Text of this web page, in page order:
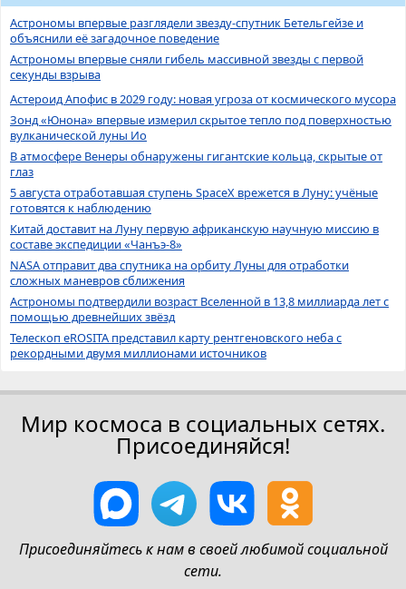
Астрономы впервые разглядели звезду-спутник Бетельгейзе и
объяснили её загадочное поведение
Астрономы впервые сняли гибель массивной звезды с первой
секунды взрыва
Астероид Апофис в 2029 году: новая угроза от космического мусора
Зонд «Юнона» впервые измерил скрытое тепло под поверхностью
вулканической луны Ио
В атмосфере Венеры обнаружены гигантские кольца, скрытые от
глаз
5 августа отработавшая ступень SpaceX врежется в Луну: учёные
готовятся к наблюдению
Китай доставит на Луну первую африканскую научную миссию в
составе экспедиции «Чанъэ-8»
NASA отправит два спутника на орбиту Луны для отработки
сложных маневров сближения
Астрономы подтвердили возраст Вселенной в 13,8 миллиарда лет с
помощью древнейших звёзд
Телескоп eROSITA представил карту рентгеновского неба с
рекордными двумя миллионами источников
Мир космоса в социальных сетях.
Присоединяйся!
Присоединяйтесь к нам в своей любимой социальной
сети.